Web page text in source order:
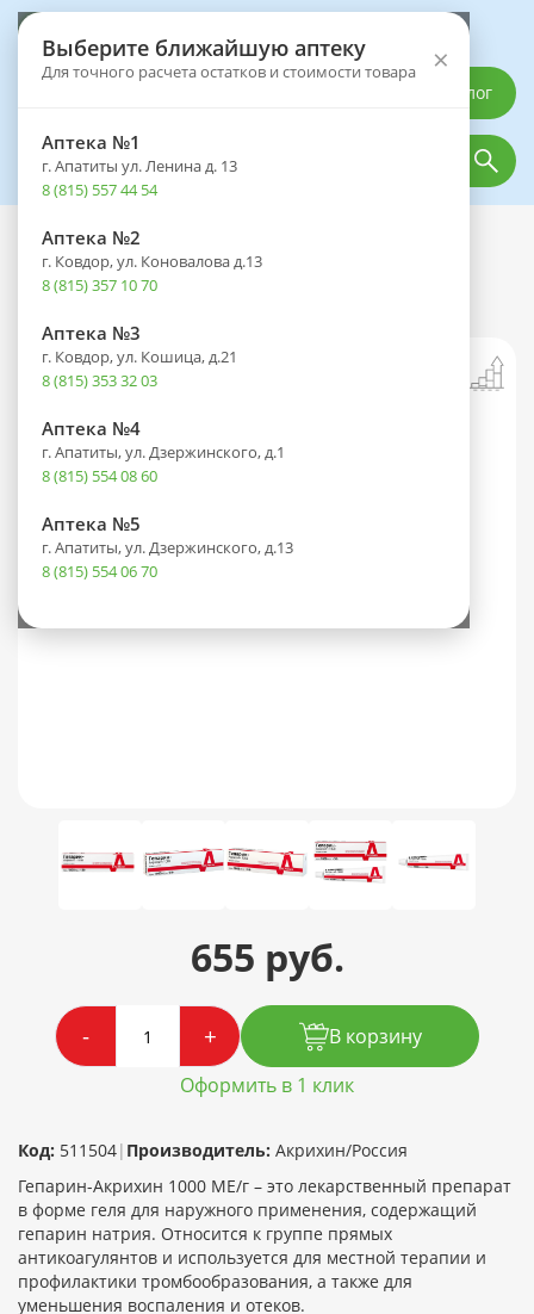
Выберите ближайшую аптеку
Для точного расчета остатков и стоимости товара ×
Аптека №1
г. Апатиты ул. Ленина д. 13
8 (815) 557 44 54
Аптека №2
г. Ковдор, ул. Коновалова д.13
8 (815) 357 10 70
Аптека №3
г. Ковдор, ул. Кошица, д.21
8 (815) 353 32 03
Аптека №4
г. Апатиты, ул. Дзержинского, д.1
8 (815) 554 08 60
Аптека №5
г. Апатиты, ул. Дзержинского, д.13
8 (815) 554 06 70
Каталог
Каталог Лекарственные препараты
Гепарин-Акрихин 1000 туба(гель д/
наружн. прим.) 1000ME/г 50г
655 руб.
- +
В корзину
Оформить в 1 клик
Код: 511504| Производитель: Акрихин/Россия
Гепарин-Акрихин 1000 МЕ/г – это лекарственный препарат
в форме геля для наружного применения, содержащий
гепарин натрия. Относится к группе прямых
антикоагулянтов и используется для местной терапии и
профилактики тромбообразования, а также для
уменьшения воспаления и отеков.